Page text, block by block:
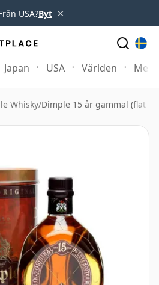
USA?Byt ×
Japan USA Världen Mer
Whisky/Dimple 15 år gammal (flat